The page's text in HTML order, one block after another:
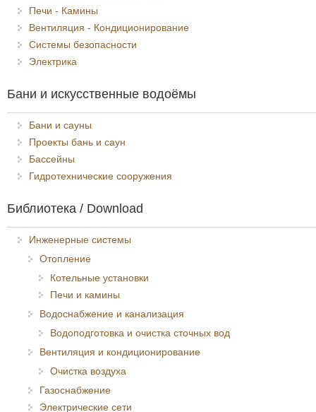
Печи - Камины
Вентиляция - Кондиционирование
Системы безопасности
Электрика
Бани и искусственные водоёмы
Бани и сауны
Проекты бань и саун
Бассейны
Гидротехнические сооружения
Библиотека / Download
Инженерные системы
Отопление
Котельные установки
Печи и камины
Водоснабжение и канализация
Водоподготовка и очистка сточных вод
Вентиляция и кондиционирование
Очистка воздуха
Газоснабжение
Электрические сети